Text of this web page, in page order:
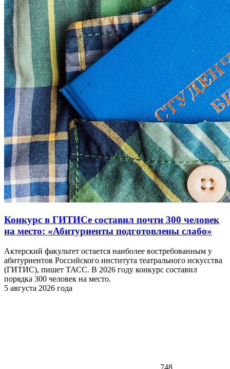
Конкурс в ГИТИСе составил почти 300 человек
на место: «Абитуриенты подготовлены слабо»
Актерский факультет остается наиболее востребованным у
абитуриентов Российского института театрального искусства
(ГИТИС), пишет ТАСС. В 2026 году конкурс составил
порядка 300 человек на место.
5 августа 2026 года
748